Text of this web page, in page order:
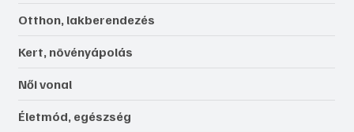
Otthon, lakberendezés
Kert, növényápolás
Női vonal
Életmód, egészség